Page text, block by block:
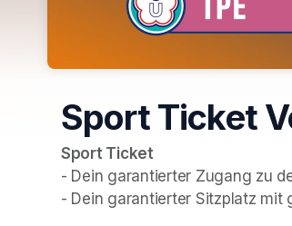
Sport Ticket
Sport Ticket
- Dein garantierter Zugang zu
- Dein garantierter Sitzplatz mit